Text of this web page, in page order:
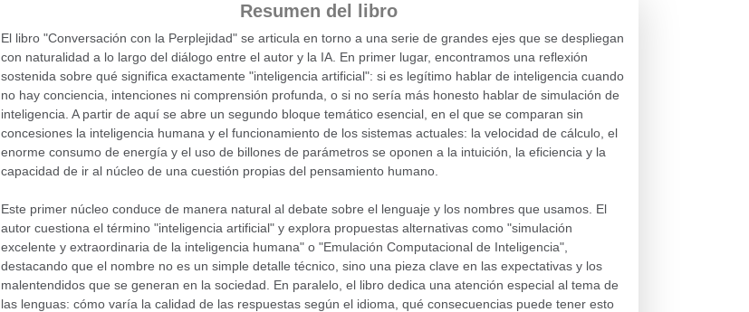
Resumen del libro
El libro "Conversación con la Perplejidad" se articula en torno a una serie de grandes ejes que se despliegan
con naturalidad a lo largo del diálogo entre el autor y la IA. En primer lugar, encontramos una reflexión
sostenida sobre qué significa exactamente "inteligencia artificial": si es legítimo hablar de inteligencia cuando
no hay conciencia, intenciones ni comprensión profunda, o si no sería más honesto hablar de simulación de
inteligencia. A partir de aquí se abre un segundo bloque temático esencial, en el que se comparan sin
concesiones la inteligencia humana y el funcionamiento de los sistemas actuales: la velocidad de cálculo, el
enorme consumo de energía y el uso de billones de parámetros se oponen a la intuición, la eficiencia y la
capacidad de ir al núcleo de una cuestión propias del pensamiento humano.
Este primer núcleo conduce de manera natural al debate sobre el lenguaje y los nombres que usamos. El
autor cuestiona el término "inteligencia artificial" y explora propuestas alternativas como "simulación
excelente y extraordinaria de la inteligencia humana" o "Emulación Computacional de Inteligencia",
destacando que el nombre no es un simple detalle técnico, sino una pieza clave en las expectativas y los
malentendidos que se generan en la sociedad. En paralelo, el libro dedica una atención especial al tema de
las lenguas: cómo varía la calidad de las respuestas según el idioma, qué consecuencias puede tener esto